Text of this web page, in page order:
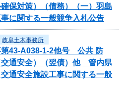
確保対策）（債務）（一）羽島
に関する一般競争入札公告
岐阜土木事務所
第43-A038-1-2他号 公共 防
交通安全）（翌債）他 管内県
通安全施設工事に関する一般